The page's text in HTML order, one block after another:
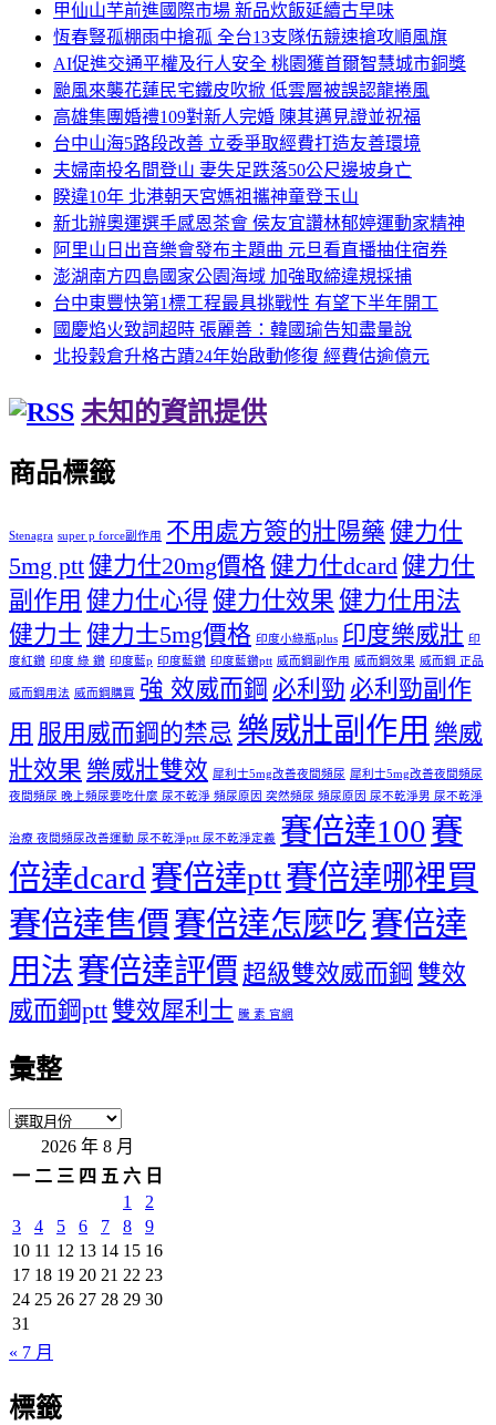
甲仙山芋前進國際市場 新品炊飯延續古早味
恆春豎孤棚雨中搶孤 全台13支隊伍競速搶攻順風旗
AI促進交通平權及行人安全 桃園獲首爾智慧城市銅獎
颱風來襲花蓮民宅鐵皮吹掀 低雲層被誤認龍捲風
高雄集團婚禮109對新人完婚 陳其邁見證並祝福
台中山海5路段改善 立委爭取經費打造友善環境
夫婦南投名間登山 妻失足跌落50公尺邊坡身亡
睽違10年 北港朝天宮媽祖攜神童登玉山
新北辦奧運選手感恩茶會 侯友宜讚林郁婷運動家精神
阿里山日出音樂會發布主題曲 元旦看直播抽住宿券
澎湖南方四島國家公園海域 加強取締違規採捕
台中東豐快第1標工程最具挑戰性 有望下半年開工
國慶焰火致詞超時 張麗善：韓國瑜告知盡量說
北投穀倉升格古蹟24年始啟動修復 經費估逾億元
未知的資訊提供
商品標籤
Stenagra super p force副作用 不用處方簽的壯陽藥 健力仕
5mg ptt健力仕20mg價格健力仕dcard健力仕
副作用 健力仕心得 健力仕效果 健力仕用法
健力士 健力士5mg價格 印度小綠瓶plus 印度樂威壯 印
度紅鑽 印度 綠 鑽 印度藍p 印度藍鑽 印度藍鑽ptt 威而鋼副作用 威而鋼效果 威而鋼 正品
威而鋼用法 威而鋼購買 強 效威而鋼 必利勁 必利勁副作
用 服用威而鋼的禁忌 樂威壯副作用 樂威
壯效果 樂威壯雙效 犀利士5mg改善夜間頻尿 犀利士5mg改善夜間頻尿
夜間頻尿 晚上頻尿要吃什麼 尿不乾淨 頻尿原因 突然頻尿 頻尿原因 尿不乾淨男 尿不乾淨
治療 夜間頻尿改善運動 尿不乾淨ptt 尿不乾淨定義 賽倍達100賽
倍達dcard 賽倍達ptt賽倍達哪裡買
賽倍達售價 賽倍達怎麼吃賽倍達
用法賽倍達評價 超級雙效威而鋼 雙效
威而鋼ptt 雙效犀利士 騰 素 官網
彙整
彙
2026 年 8 月
一 二 三 四 五 六 日
1
2
3
4 5 6 7 8
9
10 11 12 13 14 15 16
17 18 19 20 21 22 23
24 25 26 27 28 29 30
31
« 7 月
標籤